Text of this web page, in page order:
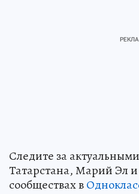
Следите за
Татарстана, Марий Эл
сообществах в